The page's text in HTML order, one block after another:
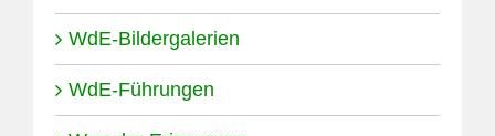
WdE-Bildergalerien
WdE-Führungen